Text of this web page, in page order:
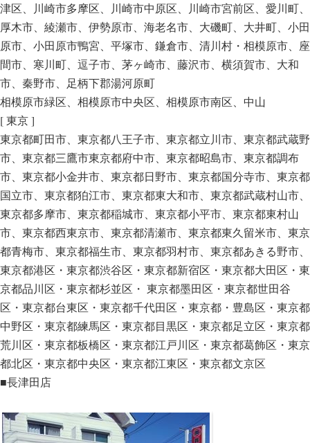
津区、川崎市多摩区、川崎市中原区、川崎市宮前区、愛川町、
厚木市、綾瀬市、伊勢原市、海老名市、大磯町、大井町、小田
原市、小田原市鴨宮、平塚市、鎌倉市、清川村・相模原市、座
間市、寒川町、逗子市、茅ヶ崎市、藤沢市、横須賀市、大和
市、秦野市、足柄下郡湯河原町
相模原市緑区、相模原市中央区、相模原市南区、中山
[ 東京 ]
東京都町田市、東京都八王子市、東京都立川市、東京都武蔵野
市、東京都三鷹市東京都府中市、東京都昭島市、東京都調布
市、東京都小金井市、東京都日野市、東京都国分寺市、東京都
国立市、東京都狛江市、東京都東大和市、東京都武蔵村山市、
東京都多摩市、東京都稲城市、東京都小平市、東京都東村山
市、東京都西東京市、東京都清瀬市、東京都東久留米市、東京
都青梅市、東京都福生市、東京都羽村市、東京都あきる野市、
東京都港区・東京都渋谷区・東京都新宿区・東京都大田区・東
京都品川区・東京都杉並区・ 東京都墨田区・東京都世田谷
区・東京都台東区・東京都千代田区・東京都・豊島区・東京都
中野区・東京都練馬区・東京都目黒区・東京都足立区・東京都
荒川区・東京都板橋区・東京都江戸川区・東京都葛飾区・東京
都北区・東京都中央区・東京都江東区・東京都文京区
■長津田店